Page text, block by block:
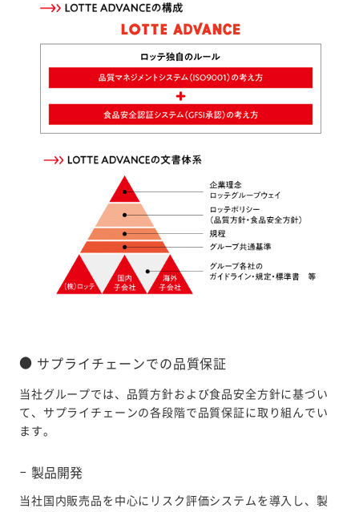
サプライチェーンでの品質保証
当社グループでは、品質方針および食品安全方針に基づい
て、サプライチェーンの各段階で品質保証に取り組んでい
ます。
製品開発
当社国内販売品を中心にリスク評価システムを導入し、製